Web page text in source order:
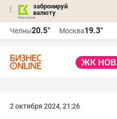
забронируй
валюту
Челны20.5° Москва19.3°
2 октября 2024, 21:26